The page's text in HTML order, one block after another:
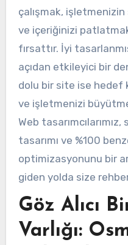
çalışmak,
ve içeriğinizi
fırsattır. İyi
açıdan etkileyici bir
dolu bir site ise hedef
ve işletmenizi
Web
tasarımı ve %100
optimizasyonunu bir
giden yolda size
Göz Alıcı
Varlığı: